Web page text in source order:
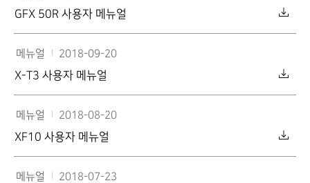
GFX 50R 사용자 메뉴얼
메뉴얼
X-T3 사용자 메뉴얼
2018-09-20
메뉴얼
XF10 사용자 메뉴얼
2018-08-20
메뉴얼 2018-07-23